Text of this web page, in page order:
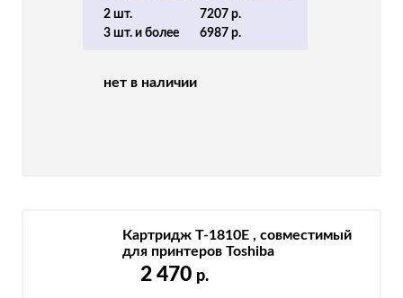
2 шт.
7207 р.
3 шт. и более
6987 р.
нет в наличии
Картридж T-1810E , совместимый
для принтеров Toshiba
2 470 р.